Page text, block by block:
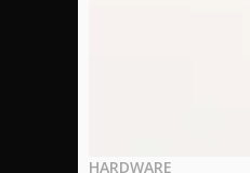
HARDWARE